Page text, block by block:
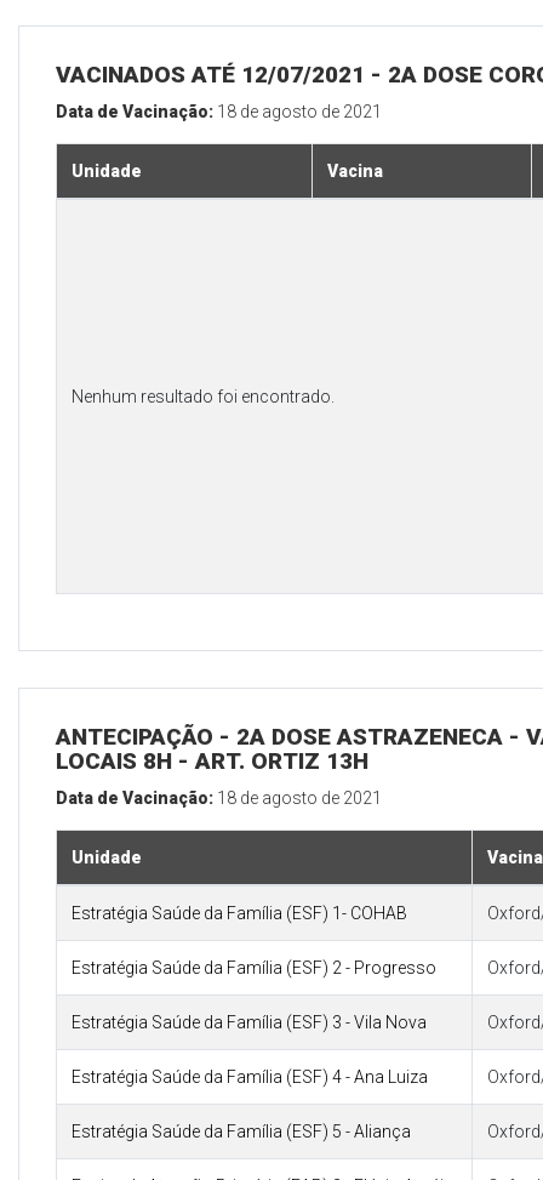
VACINADOS ATÉ 12/07/2021 - 2A DOSE
Data de Vacinação: 18 de agosto de 2021
Unidade Vacina
Nenhum resultado foi encontrado.
ANTECIPAÇÃO - 2A DOSE ASTRAZENECA -
LOCAIS 8H - ART. ORTIZ 13H
Data de Vacinação: 18 de agosto de 2021
Unidade Vacina
Estratégia Saúde da Família (ESF) 1- COHAB
Estratégia Saúde da Família (ESF) 2 - Progresso
Estratégia Saúde da Família (ESF) 3 - Vila Nova
Estratégia Saúde da Família (ESF) 4 - Ana Luiza
Estratégia Saúde da Família (ESF) 5 - Aliança